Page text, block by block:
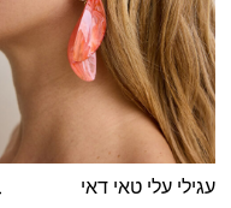
עגילי עלי טאי דאי